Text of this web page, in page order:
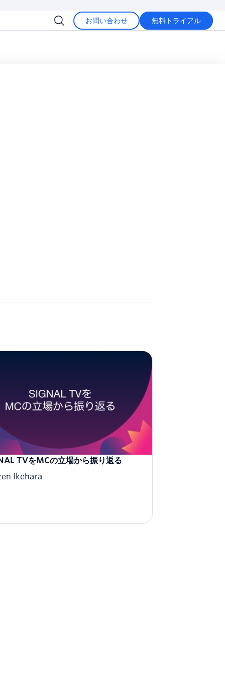
お問い合わせ 無料トライアル
TVをMCの立場から振り返る
Ikehara